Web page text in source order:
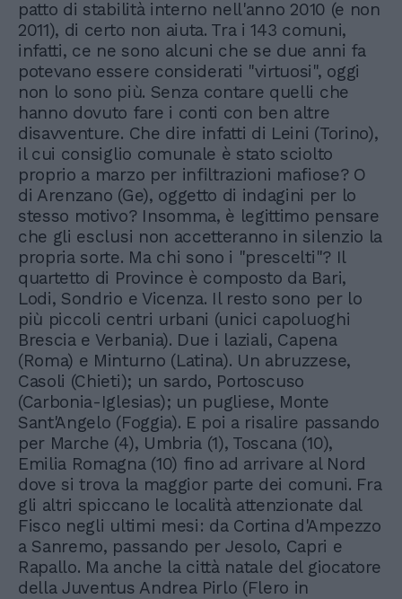
patto di stabilità interno nell'anno 2010 (e non
2011), di certo non aiuta. Tra i 143 comuni,
infatti, ce ne sono alcuni che se due anni fa
potevano essere considerati "virtuosi", oggi
non lo sono più. Senza contare quelli che
hanno dovuto fare i conti con ben altre
disavventure. Che dire infatti di Leini (Torino),
il cui consiglio comunale è stato sciolto
proprio a marzo per infiltrazioni mafiose? O
di Arenzano (Ge), oggetto di indagini per lo
stesso motivo? Insomma, è legittimo pensare
che gli esclusi non accetteranno in silenzio la
propria sorte. Ma chi sono i "prescelti"? Il
quartetto di Province è composto da Bari,
Lodi, Sondrio e Vicenza. Il resto sono per lo
più piccoli centri urbani (unici capoluoghi
Brescia e Verbania). Due i laziali, Capena
(Roma) e Minturno (Latina). Un abruzzese,
Casoli (Chieti); un sardo, Portoscuso
(Carbonia-Iglesias); un pugliese, Monte
Sant'Angelo (Foggia). E poi a risalire passando
per Marche (4), Umbria (1), Toscana (10),
Emilia Romagna (10) fino ad arrivare al Nord
dove si trova la maggior parte dei comuni. Fra
gli altri spiccano le località attenzionate dal
Fisco negli ultimi mesi: da Cortina d'Ampezzo
a Sanremo, passando per Jesolo, Capri e
Rapallo. Ma anche la città natale del giocatore
della Juventus Andrea Pirlo (Flero in